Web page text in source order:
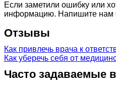
Если заметили ошибку или
информацию. Напишите нам
Отзывы
Как привлечь врача к
Как уберечь себя от
Часто задаваемые